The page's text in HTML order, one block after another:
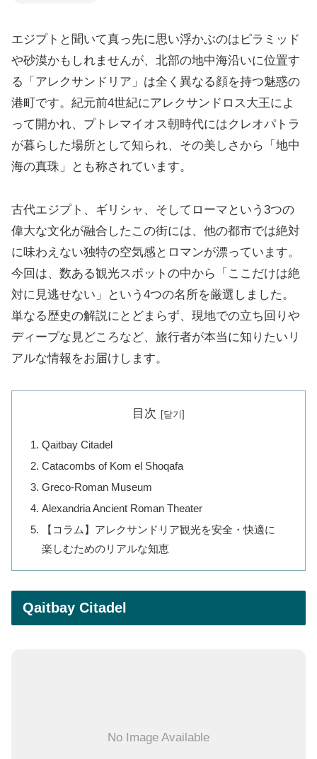
エジプトと聞いて真っ先に思い浮かぶのはピラミッド
や砂漠かもしれませんが、北部の地中海沿いに位置す
る「アレクサンドリア」は全く異なる顔を持つ魅惑の
港町です。紀元前4世紀にアレクサンドロス大王によ
って開かれ、プトレマイオス朝時代にはクレオパトラ
が暮らした場所として知られ、その美しさから「地中
海の真珠」とも称されています。
古代エジプト、ギリシャ、そしてローマという3つの
偉大な文化が融合したこの街には、他の都市では絶対
に味わえない独特の空気感とロマンが漂っています。
今回は、数ある観光スポットの中から「ここだけは絶
対に見逃せない」という4つの名所を厳選しました。
単なる歴史の解説にとどまらず、現地での立ち回りや
ディープな見どころなど、旅行者が本当に知りたいリ
アルな情報をお届けします。
目次
Qaitbay Citadel
Catacombs of Kom el Shoqafa
Greco-Roman Museum
Alexandria Ancient Roman Theater
【コラム】アレクサンドリア観光を安全・快適に
楽しむためのリアルな知恵
Qaitbay Citadel
No Image Available